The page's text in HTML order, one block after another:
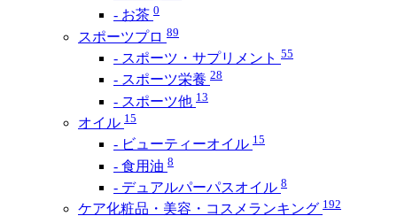
- お茶 0
スポーツプロ 89
- スポーツ・サプリメント 55
- スポーツ栄養 28
- スポーツ他 13
オイル 15
- ビューティーオイル 15
- 食用油 8
- デュアルパーパスオイル 8
ケア化粧品・美容・コスメランキング 192